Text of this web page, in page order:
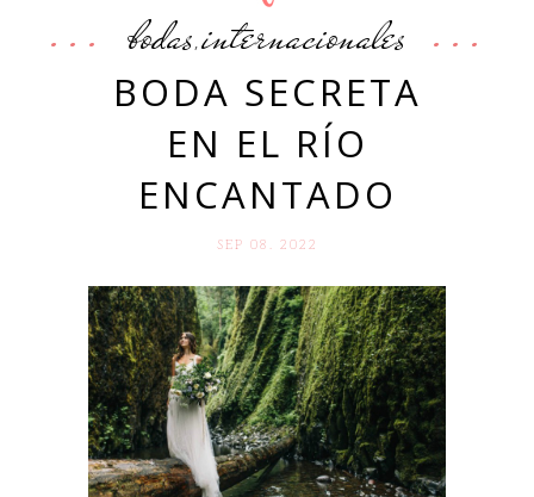
bodas,internacionales
BODA SECRETA
EN EL RÍO
ENCANTADO
SEP 08. 2022